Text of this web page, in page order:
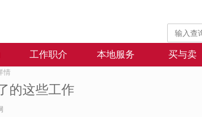
工作职介 本地服务 买与卖
情
的这些工作